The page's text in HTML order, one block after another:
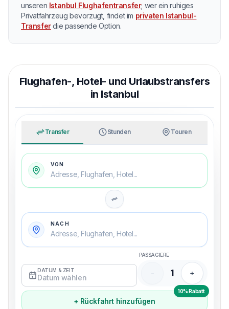
unseren Istanbul Flughafentransfer; wer ein ruhiges
Privatfahrzeug bevorzugt, findet im privaten Istanbul-
Transferdie passende Option.
Flughafen-, Hotel- und Urlaubstransfers
in Istanbul
MIT MERRY UNTERWEGS
Entspannt vom Flughafen zum Hotel
Transfer Stunden Touren
VON
Adresse, Flughafen, Hotel...
NACH
Adresse, Flughafen, Hotel...
DATUM & ZEIT
Datum wählen
PASSAGIERE
1 +
+ Rückfahrt hinzufügen
10% Rabatt